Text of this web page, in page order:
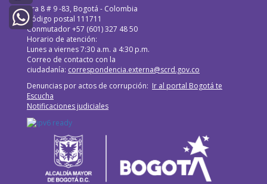
Twitter
WhatsApp
Cra 8 # 9 -83, Bogotá - Colombia
Código postal 111711
Conmutador +57 (601) 327 48 50
Horario de atención:
Lunes a viernes 7:30 a.m. a 4:30 p.m.
Correo de contacto con la
ciudadanía: correspondencia.externa@scrd.gov.co
Denuncias por actos de corrupción: Ir al portal Bogotá te
Escucha
Notificaciones judiciales